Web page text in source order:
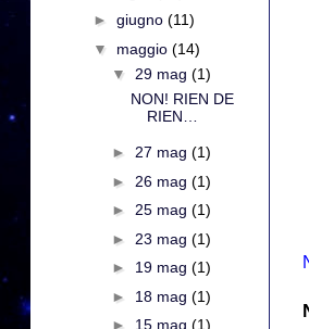
► giugno (11)
▼ maggio (14)
▼ 29 mag (1)
NON! RIEN DE
RIEN…
► 27 mag (1)
► 26 mag (1)
► 25 mag (1)
► 23 mag (1)
► 19 mag (1)
► 18 mag (1)
► 15 mag (1)